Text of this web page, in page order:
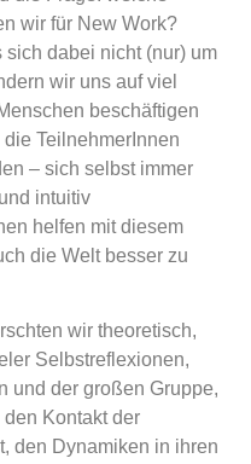
wir für New Work?
dabei nicht (nur) um
wir uns auf viel
beschäftigen
TeilnehmerInnen
– sich selbst immer
intuitiv
helfen mit diesem
die Welt besser zu
wir theoretisch,
Selbstreflexionen,
und der großen Gruppe,
Kontakt der
den Dynamiken in ihren